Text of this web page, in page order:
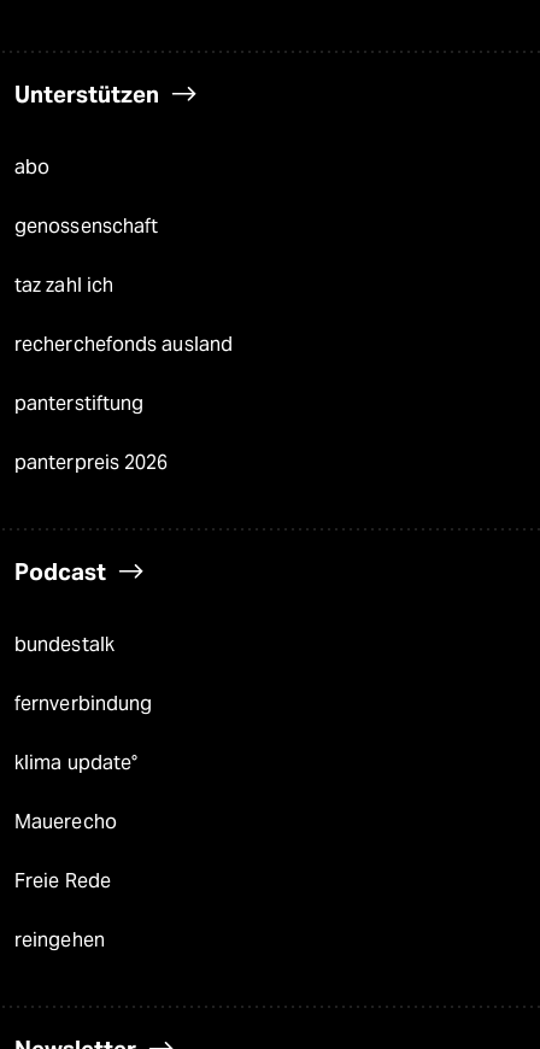
Unterstützen
abo
genossenschaft
taz zahl ich
recherchefonds ausland
panterstiftung
panterpreis 2026
Podcast
bundestalk
fernverbindung
klima update°
Mauerecho
Freie Rede
reingehen